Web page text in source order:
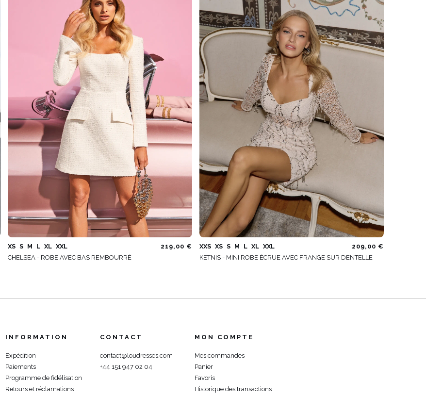
XS S M L XL XXL
219,00 €
CHELSEA - ROBE AVEC BAS REMBOURRÉ
XXS XS S M L XL XXL
209,00 €
KETNIS - MINI ROBE ÉCRUE AVEC FRANGE SUR DENTELLE
INFORMATION
Expédition
Paiements
Programme de fidélisation
Retours et réclamations
CONTACT
contact@loudresses.com
+44 151 947 02 04
MON COMPTE
Mes commandes
Panier
Favoris
Historique des transactions